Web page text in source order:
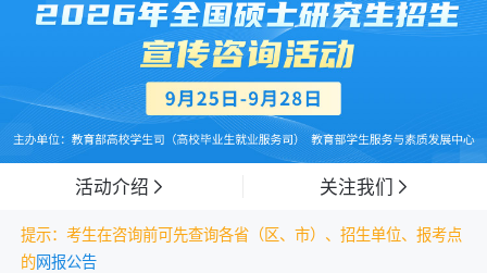
活动介绍 关注我们
提示：考生在咨询前可先查询各省（区、市）、招生单位、报考点
的网报公告